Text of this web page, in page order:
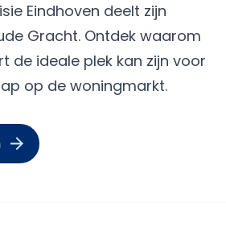
Eindhoven deelt zijn
Gracht. Ontdek waarom
de ideale plek kan zijn voor
op de woningmarkt.